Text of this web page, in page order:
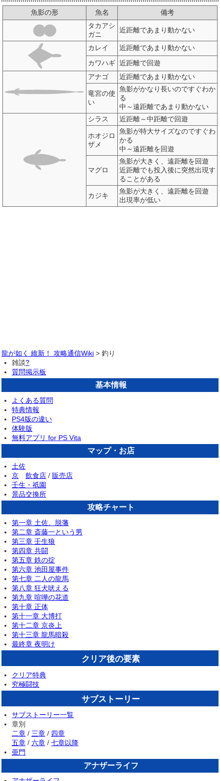
魚影の形 魚名
備考
タカアシ
ガニ
近距離であまり動かない
カレイ
近距離であまり動かない
カワハギ 近距離で回遊
アナゴ
近距離であまり動かない
竜宮の使
い
魚影がかなり長いのですぐわか
る
中～遠距離であまり動かない
シラス
近距離～中距離で回遊
ホオジロ
ザメ
魚影が特大サイズなのですぐわ
かる
中～遠距離を回遊
マグロ
魚影が大きく、遠距離を回遊
近距離でも投入後に突然出現す
ることがある
カジキ
魚影が大きく、遠距離を回遊
出現率が低い
龍が如く 維新！ 攻略通信Wiki > 釣り
雑談?
質問掲示板
基本情報
よくある質問
特典情報
PS4版の違い
体験版
無料アプリ for PS Vita
マップ・お店
土佐
京
飲食店 / 販売店
壬生・祇園
景品交換所
攻略チャート
第一章 土佐、脱藩
第二章 斎藤一という男
第三章 壬生狼
第四章 共闘
第五章 鉄の掟
第六章 池田屋事件
第七章 二人の龍馬
第八章 狂犬吠える
第九章 喧嘩の花道
第十章 正体
第十一章 大博打
第十二章 京炎上
第十三章 龍馬暗殺
最終章 夜明け
クリア後の要素
クリア特典
究極闘技
サブストーリー
サブストーリー一覧
章別
二章 / 三章 / 四章
五章 / 六章 / 七章以降
亜門
アナザーライフ